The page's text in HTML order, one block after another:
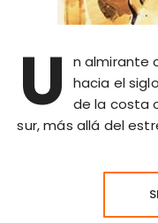
U
n almirante
hacia el
de la costa
sur, más allá del